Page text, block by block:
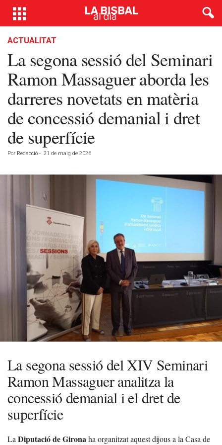
ACTUALITAT
La segona sessió del Seminari
Ramon Massaguer aborda les
darreres novetats en matèria
de concessió demanial i dret
de superfície
Por Redacció - 21 de maig de 2026
La segona sessió del XIV Seminari
Ramon Massaguer analitza la
concessió demanial i el dret de
superfície
La Diputació de Gironaha organitzat aquest dijous a la Casa de